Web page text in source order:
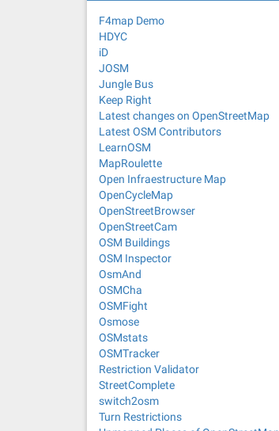
F4map Demo
HDYC
iD
JOSM
Jungle Bus
Keep Right
Latest changes on OpenStreetMap
Latest OSM Contributors
LearnOSM
MapRoulette
Open Infraestructure Map
OpenCycleMap
OpenStreetBrowser
OpenStreetCam
OSM Buildings
OSM Inspector
OsmAnd
OSMCha
OSMFight
Osmose
OSMstats
OSMTracker
Restriction Validator
StreetComplete
switch2osm
Turn Restrictions